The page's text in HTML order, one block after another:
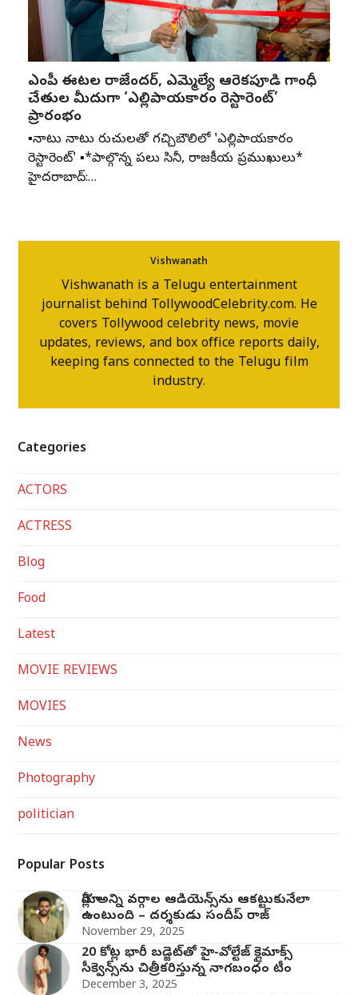
ఎంపీ ఈటల రాజేందర్, ఎమ్మెల్యే ఆరెకపూడి గాంధీ
చేతుల మీదుగా ‘ఎల్లిపాయకారం రెస్టారెంట్’
ప్రారంభం
▪️నాటు నాటు రుచులతో గచ్చిబౌలిలో 'ఎల్లిపాయకారం
రెస్టారెంట్' ▪️*పాల్గొన్న పలు సినీ, రాజకీయ ప్రముఖులు*
హైదరాబాద్:…
Vishwanath
Vishwanath is a Telugu entertainment
journalist behind TollywoodCelebrity.com. He
covers Tollywood celebrity news, movie
updates, reviews, and box office reports daily,
keeping fans connected to the Telugu film
industry.
Categories
ACTORS
ACTRESS
Blog
Food
Latest
MOVIE REVIEWS
MOVIES
News
Photography
politician
Popular Posts
మోగ్లీ’ అన్ని వర్గాల ఆడియెన్స్‌ను ఆకట్టుకునేలా
ఉంటుంది – దర్శకుడు సందీప్ రాజ్
November 29, 2025
20 కోట్ల భారీ బడ్జెట్‌తో హై-వోల్టేజ్ క్లైమాక్స్
సీక్వెన్స్‌ను చిత్రీకరిస్తున్న నాగబంధం టీం
December 3, 2025